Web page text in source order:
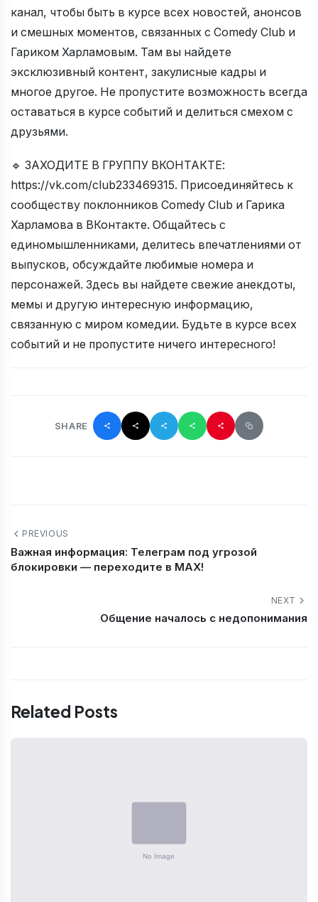
канал, чтобы быть в курсе всех новостей, анонсов
и смешных моментов, связанных с Comedy Club и
Гариком Харламовым. Там вы найдете
эксклюзивный контент, закулисные кадры и
многое другое. Не пропустите возможность всегда
оставаться в курсе событий и делиться смехом с
друзьями.
🔹 ЗАХОДИТЕ В ГРУППУ ВКОНТАКТЕ:
https://vk.com/club233469315. Присоединяйтесь к
сообществу поклонников Comedy Club и Гарика
Харламова в ВКонтакте. Общайтесь с
единомышленниками, делитесь впечатлениями от
выпусков, обсуждайте любимые номера и
персонажей. Здесь вы найдете свежие анекдоты,
мемы и другую интересную информацию,
связанную с миром комедии. Будьте в курсе всех
событий и не пропустите ничего интересного!
SHARE
PREVIOUS
Важная информация: Телеграм под угрозой
блокировки — переходите в MAX!
NEXT
Общение началось с недопонимания
Related Posts